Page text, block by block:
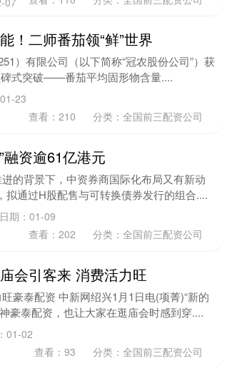
！二师番茄领“鲜”世界
）有限公司（以下简称“冠农股份公司”）获
式突破——番茄平均固形物含量....
23
查看： 210 分类： 全国前三配资公司
资逾61亿港元
的背景下，中资券商国际化布局又有新动
拟通过H股配售与可转换债券发行的组合....
日期：01-09
查看： 202 分类： 全国前三配资公司
会引客来 消费活力旺
豪泰配资 中新网绍兴1月1日电(项菁)“新的
豪泰配资，也让大家在逛庙会时感到穿....
01-02
查看： 93 分类： 全国前三配资公司